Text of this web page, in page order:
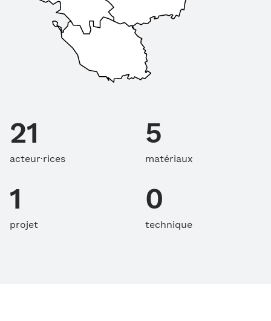
21
acteur·rices
5
matériaux
1
projet
0
technique